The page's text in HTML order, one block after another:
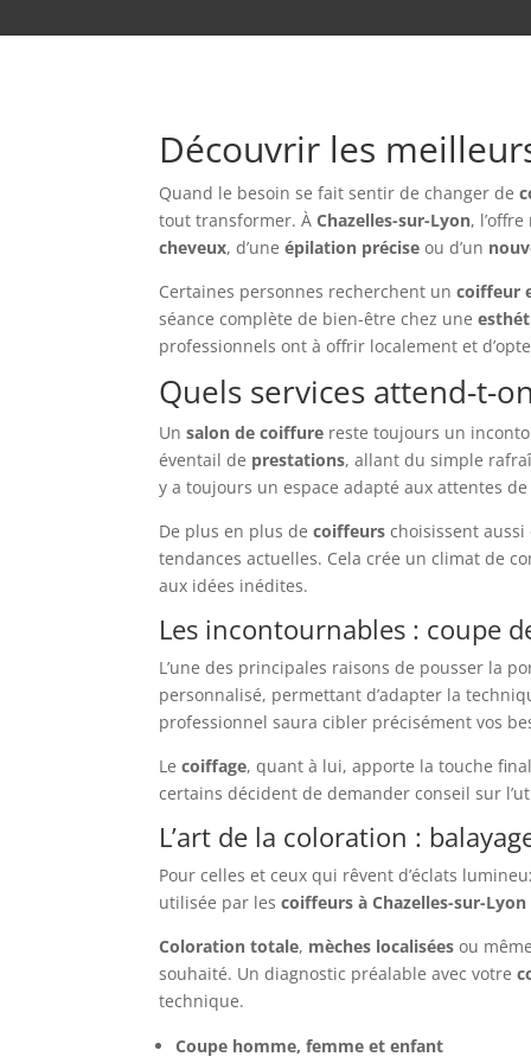
Découvrir les
Quand le besoin se fait sentir de changer de
tout transformer. ÀChazelles-sur-Lyon,
cheveux, d’uneépilation précise ou d’un
Certaines personnes recherchent uncoiffeur
séance complète de bien-être chez une
professionnels ont à offrir localement et
Quels services attend-t-
Unsalon de coiffure reste toujours un
éventail de prestations, allant du simple
y a toujours un espace adapté aux attentes
De plus en plus decoiffeurs choisissent
tendances actuelles. Cela crée un climat de
aux idées inédites.
Les incontournables : coupe
L’une des principales raisons de pousser la
personnalisé, permettant d’adapter la
professionnel saura cibler précisément vos
Lecoiffage, quant à lui, apporte la touche
certains décident de demander conseil sur
L’art de la coloration :
Pour celles et ceux qui rêvent d’éclats
utilisée par lescoiffeurs à Chazelles-sur-Lyon
Coloration totale, mèches localisées ou même
souhaité. Un diagnostic préalable avec votre
technique.
Coupe homme, femme et enfant